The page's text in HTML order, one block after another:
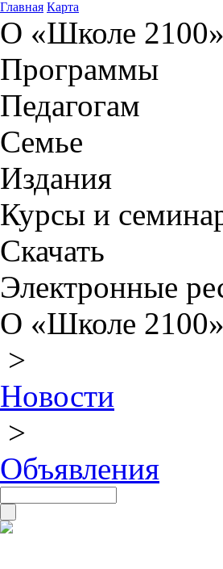
Главная Карта
О «Школе 2100»
Программы
Педагогам
Семье
Издания
Курсы и
Скачать
Электронные
О «Школе 2100»
>
Новости
>
Объявления